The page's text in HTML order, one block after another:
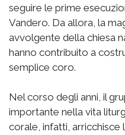
seguire le prime
Vandero. Da allora, la
avvolgente della chiesa
hanno contribuito a
semplice coro.
Nel corso degli anni, il
importante nella vita
corale, infatti,